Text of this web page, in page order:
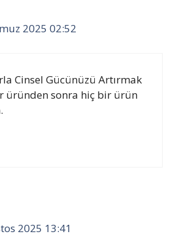
2025 02:52
Cinsel Gücünüzü Artırmak
üründen sonra hiç bir ürün
2025 13:41